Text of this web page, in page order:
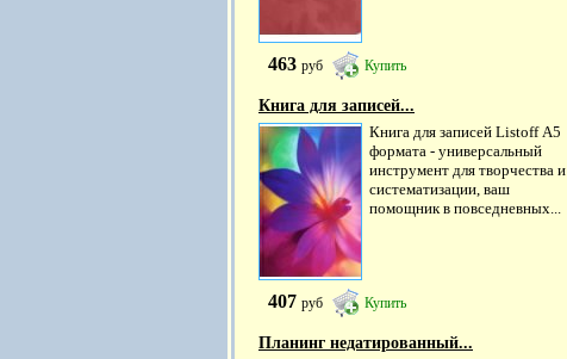
463 руб Купить
Книга для записей...
Книга для записей Listoff А5
формата - универсальный
инструмент для творчества и
систематизации, ваш
помощник в повседневных...
407 руб Купить
Планинг недатированный...